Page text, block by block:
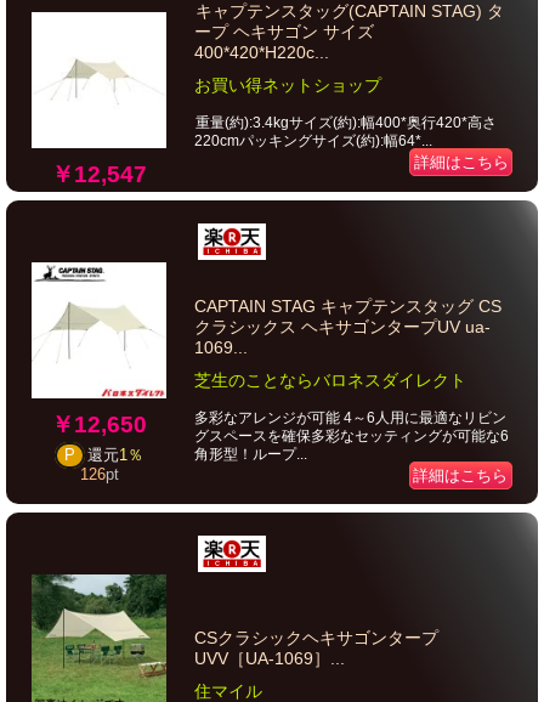
￥12,547
キャプテンスタッグ(CAPTAIN STAG) タ
ープ ヘキサゴン サイズ
400*420*H220c...
お買い得ネットショップ
重量(約):3.4kgサイズ(約):幅400*奥行420*高さ
220cmパッキングサイズ(約):幅64*...
詳細はこちら
￥12,650
P 還元1％
126pt
CAPTAIN STAG キャプテンスタッグ CS
クラシックス ヘキサゴンタープUV ua-
1069...
芝生のことならバロネスダイレクト
多彩なアレンジが可能 4～6人用に最適なリビン
グスペースを確保多彩なセッティングが可能な6
角形型！ループ...
詳細はこちら
CSクラシックヘキサゴンタープ
UVV［UA-1069］...
住マイル